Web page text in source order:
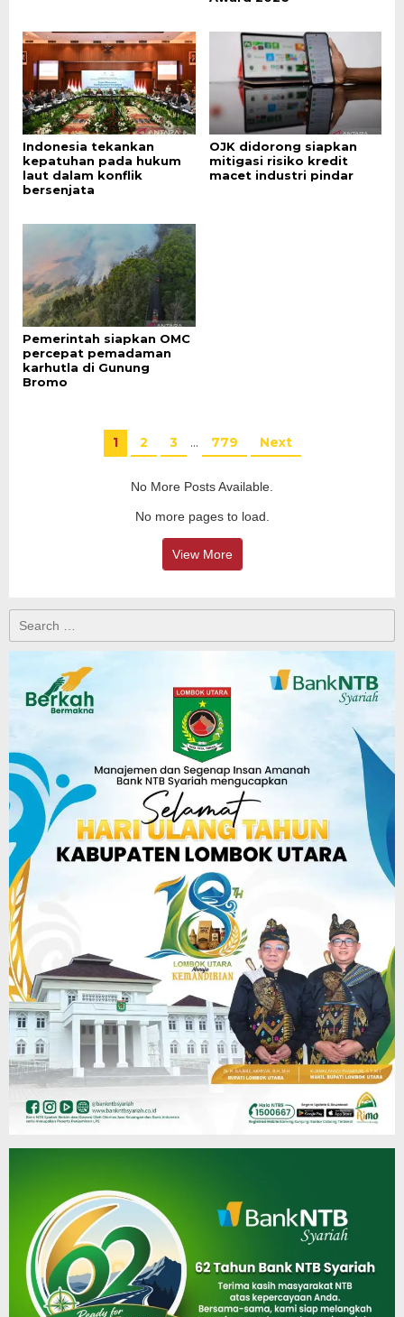
Indonesia tekankan
kepatuhan pada hukum
laut dalam konflik
bersenjata
OJK didorong siapkan
mitigasi risiko kredit
macet industri pindar
Pemerintah siapkan OMC
percepat pemadaman
karhutla di Gunung
Bromo
1 2 3 … 779 Next
No More Posts Available.
No more pages to load.
View More
for: